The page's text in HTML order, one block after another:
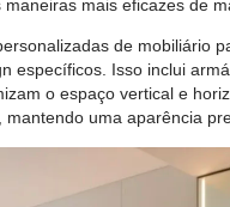
mais eficazes de
de mobiliário
específicos. Isso inclui
o espaço vertical e
uma aparência